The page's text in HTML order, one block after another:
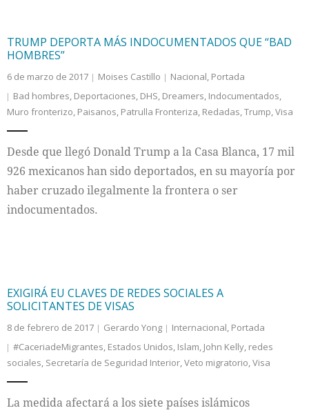
TRUMP DEPORTA MÁS INDOCUMENTADOS QUE “BAD
HOMBRES”
6 de marzo de 2017 Moises Castillo Nacional, Portada
Bad hombres, Deportaciones, DHS, Dreamers, Indocumentados,
Muro fronterizo, Paisanos, Patrulla Fronteriza, Redadas,Trump,Visa
Desde que llegó Donald Trump a la Casa Blanca, 17 mil
926 mexicanos han sido deportados, en su mayoría por
haber cruzado ilegalmente la frontera o ser
indocumentados.
EXIGIRÁ EU CLAVES DE REDES SOCIALES A
SOLICITANTES DE VISAS
8 de febrero de 2017 Gerardo Yong Internacional, Portada
#CaceriadeMigrantes, Estados Unidos, Islam, John Kelly, redes
sociales, Secretaría de Seguridad Interior,Veto migratorio,Visa
La medida afectará a los siete países islámicos